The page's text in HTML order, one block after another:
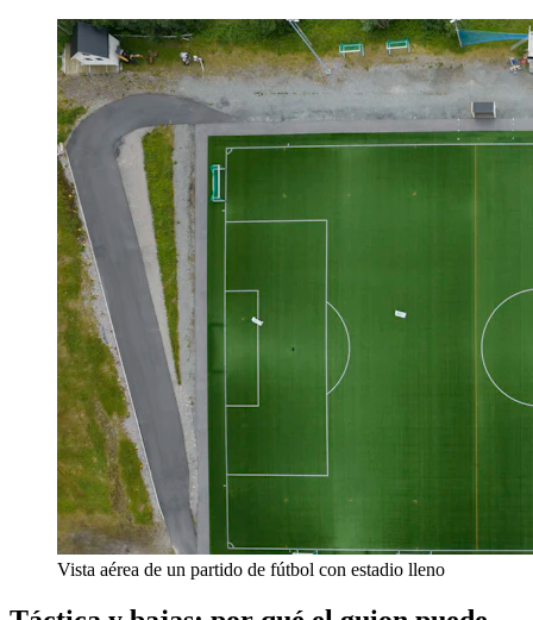
Vista aérea de un partido de fútbol con estadio lleno